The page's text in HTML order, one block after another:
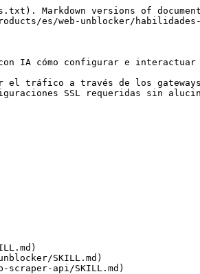
Markdown versions of
es/web-unblocker/
IA cómo configurar e interactuar
el tráfico a través de los
SSL requeridas sin
SKILL.md)
api/SKILL.md)